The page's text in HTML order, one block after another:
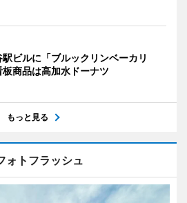
ビルに「ブルックリンベーカリ
商品は高加水ドーナツ
もっと見る
ォトフラッシュ